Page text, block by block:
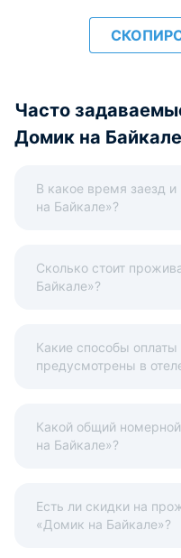
Часто
Домик на Байкале
В какое время заезд
на Байкале»?
Сколько стоит
Байкале»?
Какие способы
предусмотрены в
Какой общий
на Байкале»?
Есть ли скидки на
«Домик на Байкале»?